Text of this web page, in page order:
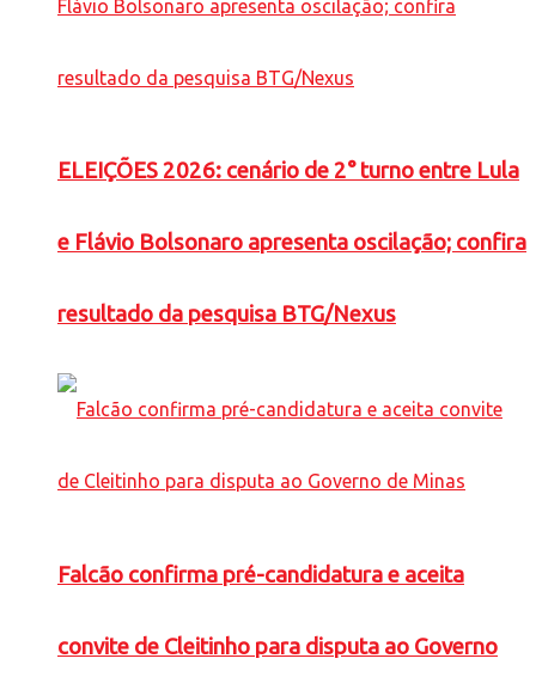
ELEIÇÕES 2026: cenário de 2° turno entre Lula
e Flávio Bolsonaro apresenta oscilação; confira
resultado da pesquisa BTG/Nexus
Falcão confirma pré-candidatura e aceita
convite de Cleitinho para disputa ao Governo